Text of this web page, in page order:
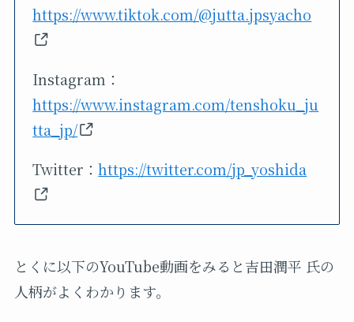
https://www.tiktok.com/@jutta.jpsyacho
Instagram：
https://www.instagram.com/tenshoku_ju
tta_jp/
Twitter：https://twitter.com/jp_yoshida
とくに以下のYouTube動画をみると吉田潤平 氏の
人柄がよくわかります。